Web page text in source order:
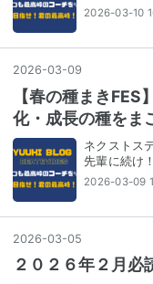
2026-03-10
2026-03-09
【春の種まき
化・成長の種をま
ネクストス
先輩に続け
2026-03-09
2026-03-05